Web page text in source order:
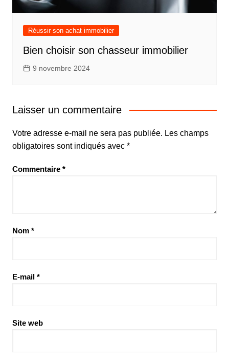
Réussir son achat immobilier
Bien choisir son chasseur immobilier
9 novembre 2024
Laisser un commentaire
Votre adresse e-mail ne sera pas publiée. Les champs
obligatoires sont indiqués avec *
Commentaire *
Nom *
E-mail *
Site web